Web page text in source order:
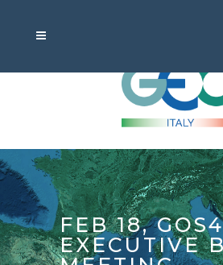
FEB 18,
EXECUTIVE